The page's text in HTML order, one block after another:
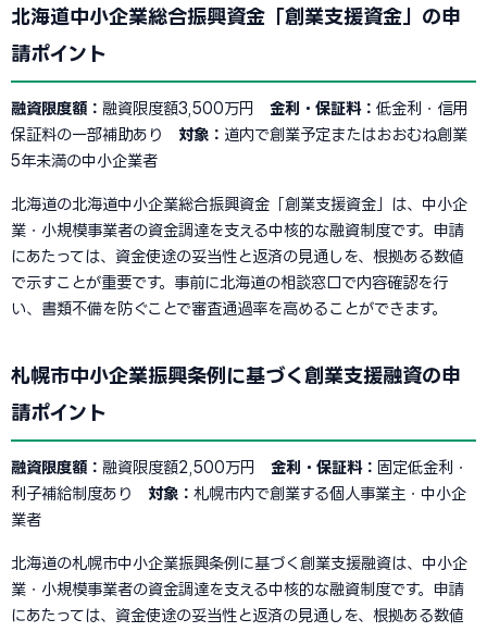
北海道中小企業総合振興資金「創業支援資金」の申
請ポイント
融資限度額： 融資限度額3,500万円 金利・保証料： 低金利・信用
保証料の一部補助あり 対象： 道内で創業予定またはおおむね創業
5年未満の中小企業者
北海道の北海道中小企業総合振興資金「創業支援資金」は、中小企
業・小規模事業者の資金調達を支える中核的な融資制度です。申請
にあたっては、資金使途の妥当性と返済の見通しを、根拠ある数値
で示すことが重要です。事前に北海道の相談窓口で内容確認を行
い、書類不備を防ぐことで審査通過率を高めることができます。
札幌市中小企業振興条例に基づく創業支援融資の申
請ポイント
融資限度額： 融資限度額2,500万円 金利・保証料： 固定低金利・
利子補給制度あり 対象： 札幌市内で創業する個人事業主・中小企
業者
北海道の札幌市中小企業振興条例に基づく創業支援融資は、中小企
業・小規模事業者の資金調達を支える中核的な融資制度です。申請
にあたっては、資金使途の妥当性と返済の見通しを、根拠ある数値